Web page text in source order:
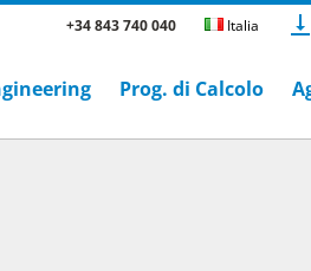
+34 843 740 040 Italia
Prog. di Calcolo